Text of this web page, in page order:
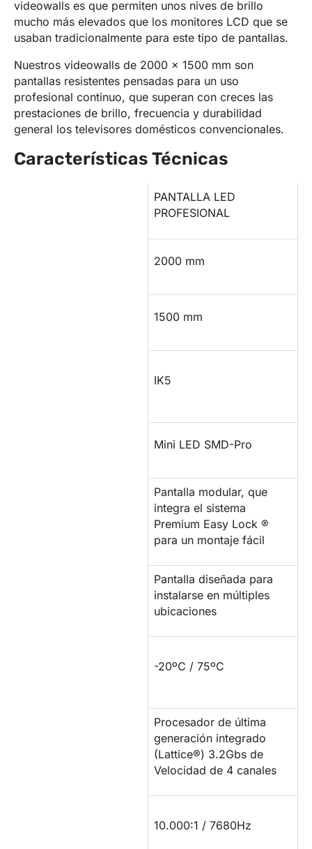
videowalls es que permiten unos nives de brillo
mucho más elevados que los monitores LCD que se
usaban tradicionalmente para este tipo de pantallas.
Nuestros videowalls de 2000 x 1500 mm son
pantallas resistentes pensadas para un uso
profesional continuo, que superan con creces las
prestaciones de brillo, frecuencia y durabilidad
general los televisores domésticos convencionales.
Características Técnicas
PANTALLA LED
PROFESIONAL
2000 mm
1500 mm
IK5
Mini LED SMD-Pro
Pantalla modular, que
integra el sistema
Premium Easy Lock ®
para un montaje fácil
Pantalla diseñada para
instalarse en múltiples
ubicaciones
-20ºC / 75ºC
Procesador de última
generación integrado
(Lattice®) 3.2Gbs de
Velocidad de 4 canales
10.000:1 / 7680Hz